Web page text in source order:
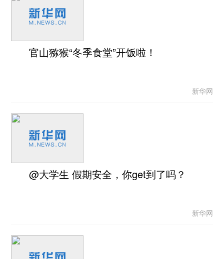
官山猕猴“冬季食堂”开饭啦！
新华网
@大学生 假期安全，你get到了吗？
新华网